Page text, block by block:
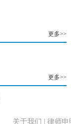
更多>>
更多>>
关于我们 | 律师